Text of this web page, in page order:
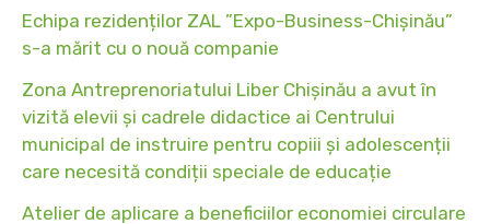
Echipa rezidenților ZAL ”Expo-Business-Chișinău”
s-a mărit cu o nouă companie
Zona Antreprenoriatului Liber Chișinău a avut în
vizită elevii și cadrele didactice ai Centrului
municipal de instruire pentru copiii și adolescenții
care necesită condiții speciale de educație
Atelier de aplicare a beneficiilor economiei circulare